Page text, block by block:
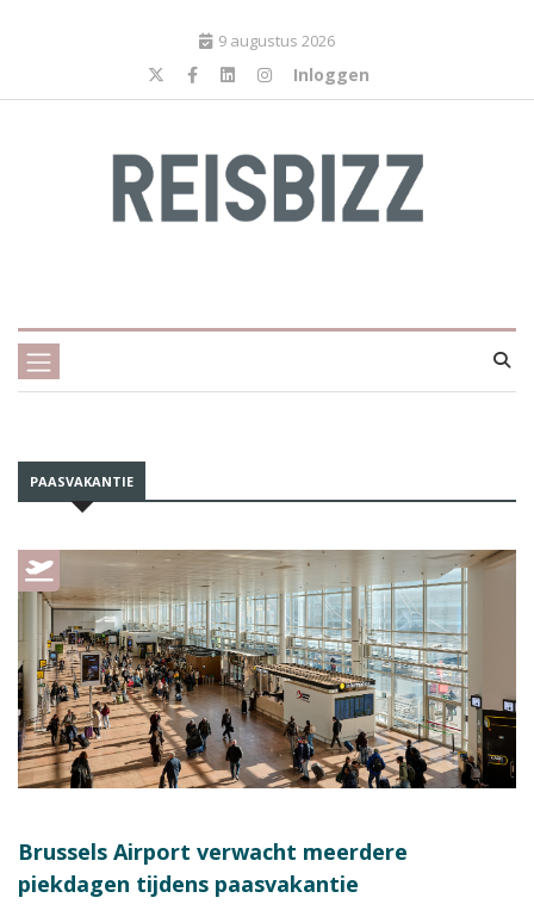
9 augustus 2026
Inloggen
PAASVAKANTIE
Brussels Airport verwacht meerdere
piekdagen tijdens paasvakantie